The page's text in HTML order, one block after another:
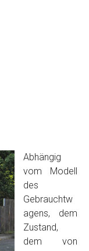
Abhängig
vom Modell
des
Gebrauchtw
agens, dem
Zustand,
dem von